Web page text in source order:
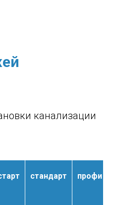
канализации
стандарт профи